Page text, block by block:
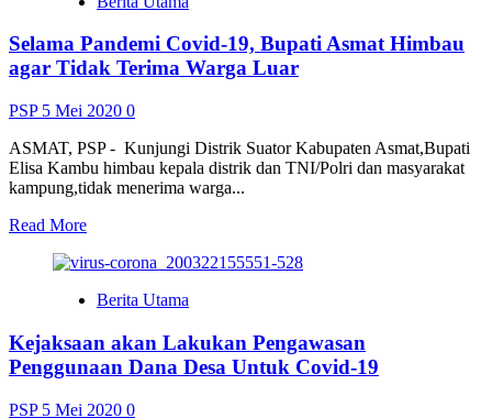
Aksi
Coret-
coret
Sekolah
Selama Pandemi Covid-19, Bupati Asmat Himbau
agar Tidak Terima Warga Luar
PSP 5 Mei 2020 0
ASMAT, PSP - Kunjungi Distrik Suator Kabupaten Asmat,Bupati
Elisa Kambu himbau kepala distrik dan TNI/Polri dan masyarakat
kampung,tidak menerima warga...
Read MoreRead
about
Pandemi
19,
Bupati
Asmat
Himbau
Berita Utama
Kejaksaan akan Lakukan Pengawasan
Penggunaan Dana Desa Untuk Covid-19
PSP 5 Mei 2020 0